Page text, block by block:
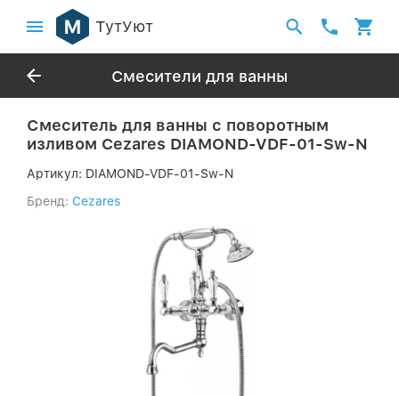
ТутУют
Смесители для ванны
Смеситель для ванны с поворотным
изливом Cezares DIAMOND-VDF-01-Sw-N
Артикул: DIAMOND-VDF-01-Sw-N
Бренд: Cezares